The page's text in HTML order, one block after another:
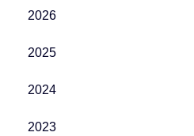
2026
2025
2024
2023